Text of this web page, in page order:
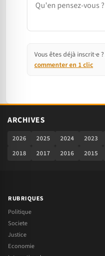
Vous êtes déjà inscrit·e ?
commenter en 1 clic
ARCHIVES
2026 2025 2024 2023
2018
2017 2016 2015
RUBRIQUES
Politique
Societe
Justice
Economie